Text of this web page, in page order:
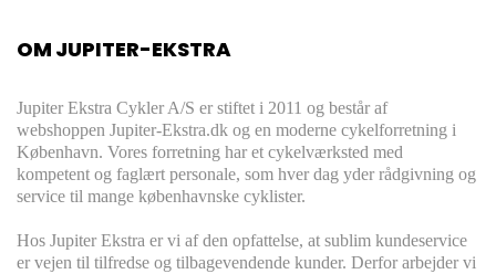
OM JUPITER-EKSTRA
Jupiter Ekstra Cykler A/S er stiftet i 2011 og består af
webshoppen Jupiter-Ekstra.dk og en moderne cykelforretning i
København. Vores forretning har et cykelværksted med
kompetent og faglært personale, som hver dag yder rådgivning og
service til mange københavnske cyklister.
Hos Jupiter Ekstra er vi af den opfattelse, at sublim kundeservice
er vejen til tilfredse og tilbagevendende kunder. Derfor arbejder vi